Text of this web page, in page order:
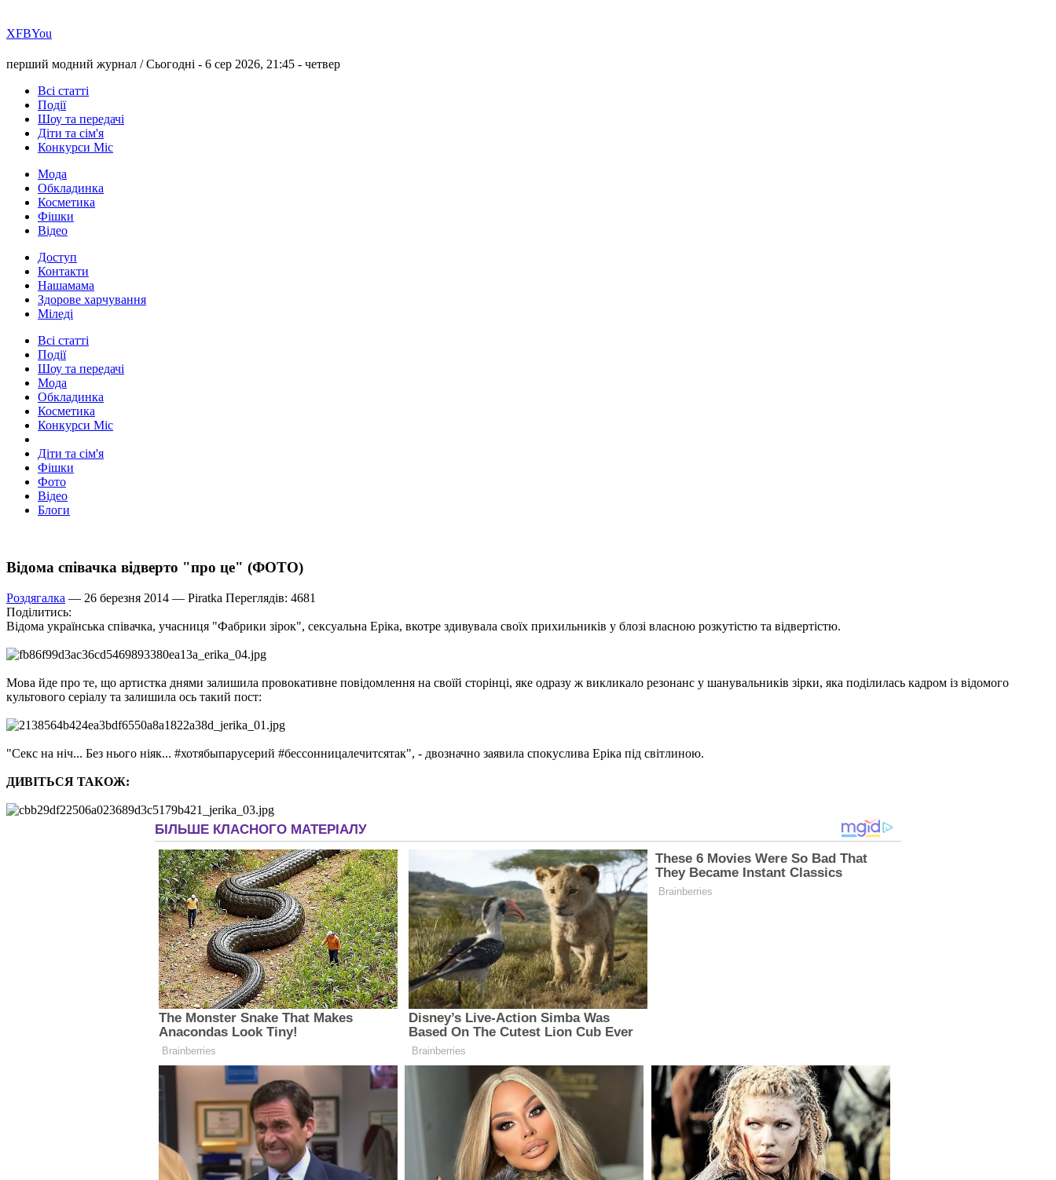
ХFBYou
перший модний журнал /Сьогодні - 6 сер 2026, 21:45 - четвер
Всі статті
Події
Шоу та передачі
Діти та сім'я
Конкурси Міс
Мода
Обкладинка
Косметика
Фішки
Відео
Доступ
Контакти
Нашамама
Здорове харчування
Міледі
Всі статті
Події
Шоу та передачі
Мода
Обкладинка
Косметика
Конкурси Міс
Діти та сім'я
Фішки
Фото
Відео
Блоги
Відома співачка відверто "про це" (ФОТО)
Роздягалка — 26 березня 2014 — Piratka Переглядів: 4681
Поділитись:
Відома українська співачка, учасниця "Фабрики зірок", сексуальна Еріка, вкотре здивувала своїх прихильників у блозі власною розкутістю та відвертістю.
Мова йде про те, що артистка днями залишила провокативне повідомлення на своїй сторінці, яке одразу ж викликало резонанс у шанувальників зірки, яка поділилась кадром із відомого
культового серіалу та залишила ось такий пост:
"Секс на ніч... Без нього ніяк... #хотябыпарусерий #бессонницалечитсятак", - двозначно заявила спокуслива Еріка під світлиною.
ДИВІТЬСЯ ТАКОЖ: